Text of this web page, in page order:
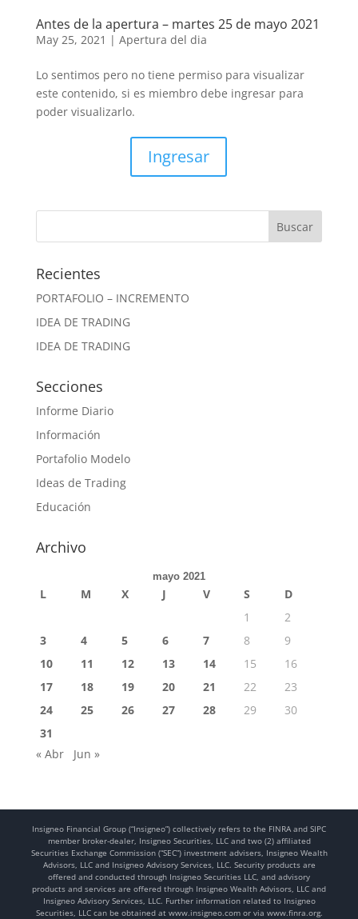
Antes de la apertura – martes 25 de mayo 2021
May 25, 2021 | Apertura del dia
Lo sentimos pero no tiene permiso para visualizar
este contenido, si es miembro debe ingresar para
poder visualizarlo.
Ingresar
Recientes
PORTAFOLIO – INCREMENTO
IDEA DE TRADING
IDEA DE TRADING
Secciones
Informe Diario
Información
Portafolio Modelo
Ideas de Trading
Educación
Archivo
mayo 2021
L M X J V S
D
1
2
3
4 5 6 7 8
9
10
11 12 13 14 15
16
17
18 19 20 21 22
23
24
25 26 27 28 29
30
31
« Abr
Jun »
Insigneo Financial Group (“Insigneo”) collectively refers to the FINRA and SIPC
member broker-dealer, Insigneo Securities, LLC and two (2) affiliated
Securities Exchange Commission (“SEC”) investment advisers, Insigneo Wealth
Advisors, LLC and Insigneo Advisory Services, LLC. Security products are
offered and conducted through Insigneo Securities LLC, and advisory
products and services are offered through Insigneo Wealth Advisors, LLC and
Insigneo Advisory Services, LLC. Further information related to Insigneo
Securities, LLC can be obtained at www.insigneo.com or via www.finra.org.